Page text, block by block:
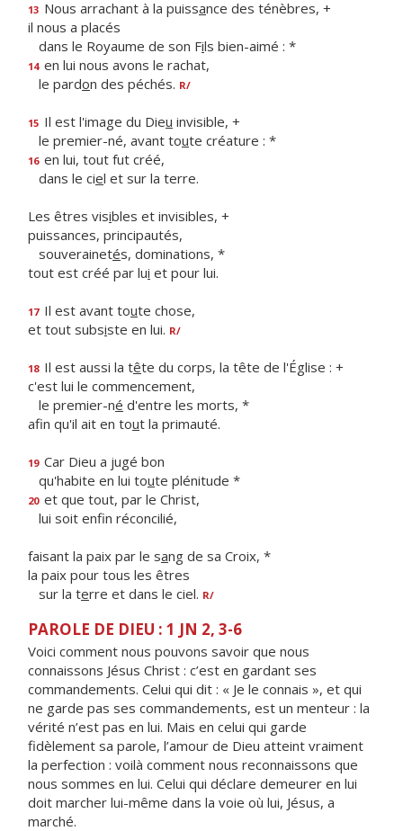
13 Nous arrachant à la puissance des ténèbres, +
il nous a placés
dans le Royaume de son Fils bien-aimé : *
14 en lui nous avons le rachat,
le pardon des péchés. R/
15 Il est l'image du Dieu invisible, +
le premier-né, avant toute créature : *
16 en lui, tout fut créé,
dans le ciel et sur la terre.
Les êtres visibles et invisibles, +
puissances, principautés,
souverainetés, dominations, *
tout est créé par lui et pour lui.
17 Il est avant toute chose,
et tout subsiste en lui. R/
18 Il est aussi la tête du corps, la tête de l'Église : +
c'est lui le commencement,
le premier-né d'entre les morts, *
afin qu'il ait en tout la primauté.
19 Car Dieu a jugé bon
qu'habite en lui toute plénitude *
20 et que tout, par le Christ,
lui soit enfn réconcilié,
faisant la paix par le sang de sa Croix, *
la paix pour tous les êtres
sur la terre et dans le ciel. R/
PAROLE DE DIEU : 1 JN 2, 3-6
Voici comment nous pouvons savoir que nous
connaissons Jésus Christ : c’est en gardant ses
commandements. Celui qui dit : « Je le connais », et qui
ne garde pas ses commandements, est un menteur : la
vérité n’est pas en lui. Mais en celui qui garde
fidèlement sa parole, l’amour de Dieu atteint vraiment
la perfection : voilà comment nous reconnaissons que
nous sommes en lui. Celui qui déclare demeurer en lui
doit marcher lui-même dans la voie où lui, Jésus, a
marché.